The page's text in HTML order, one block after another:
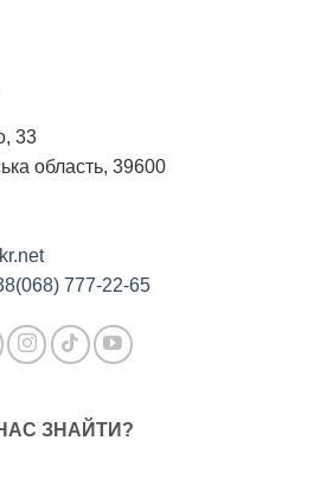
33
область, 39600
777-22-65
ЗНАЙТИ?